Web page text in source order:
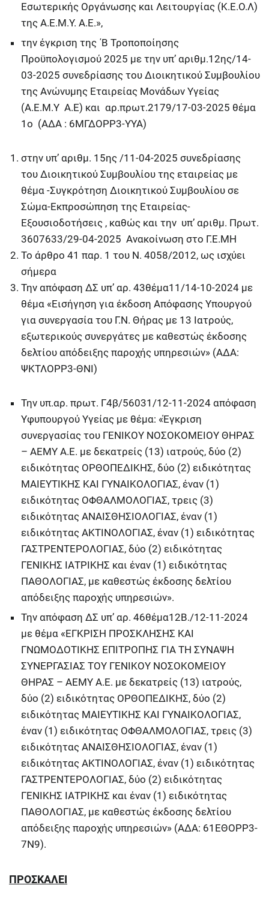
Εσωτερικής Οργάνωσης και Λειτουργίας (Κ.Ε.Ο.Λ)
της Α.Ε.Μ.Υ. Α.Ε.»,
την έγκριση της ΄Β Τροποποίησης
Προϋπολογισμού 2025 με την υπ’ αριθμ.12ης/14-
03-2025 συνεδρίασης του Διοικητικού Συμβουλίου
της Ανώνυμης Εταιρείας Μονάδων Υγείας
(Α.Ε.Μ.Υ Α.Ε) και αρ.πρωτ.2179/17-03-2025 θέμα
1ο (ΑΔΑ : 6ΜΓΔΟΡΡ3-ΥΥΑ)
στην υπ’ αριθμ. 15ης /11-04-2025 συνεδρίασης
του Διοικητικού Συμβουλίου της εταιρείας με
θέμα -Συγκρότηση Διοικητικού Συμβουλίου σε
Σώμα-Εκπροσώπηση της Εταιρείας-
Εξουσιοδοτήσεις , καθώς και την υπ’ αριθμ. Πρωτ.
3607633/29-04-2025 Ανακοίνωση στο Γ.Ε.ΜΗ
Το άρθρο 41 παρ. 1 του Ν. 4058/2012, ως ισχύει
σήμερα
Την απόφαση ΔΣ υπ’ αρ. 43θέμα11/14-10-2024 με
θέμα «Εισήγηση για έκδοση Απόφασης Υπουργού
για συνεργασία του Γ.Ν. Θήρας με 13 Ιατρούς,
εξωτερικούς συνεργάτες με καθεστώς έκδοσης
δελτίου απόδειξης παροχής υπηρεσιών» (ΑΔΑ:
ΨΚΤΛΟΡΡ3-ΘΝΙ)
Την υπ.αρ. πρωτ. Γ4β/56031/12-11-2024 απόφαση
Υφυπουργού Υγείας με θέμα: «Έγκριση
συνεργασίας του ΓΕΝΙΚΟΥ ΝΟΣΟΚΟΜΕΙΟΥ ΘΗΡΑΣ
– ΑΕΜΥ Α.Ε. με δεκατρείς (13) ιατρούς, δύο (2)
ειδικότητας ΟΡΘΟΠΕΔΙΚΗΣ, δύο (2) ειδικότητας
ΜΑΙΕΥΤΙΚΗΣ ΚΑΙ ΓΥΝΑΙΚΟΛΟΓΙΑΣ, έναν (1)
ειδικότητας ΟΦΘΑΛΜΟΛΟΓΙΑΣ, τρεις (3)
ειδικότητας ΑΝΑΙΣΘΗΣΙΟΛΟΓΙΑΣ, έναν (1)
ειδικότητας ΑΚΤΙΝΟΛΟΓΙΑΣ, έναν (1) ειδικότητας
ΓΑΣΤΡΕΝΤΕΡΟΛΟΓΙΑΣ, δύο (2) ειδικότητας
ΓΕΝΙΚΗΣ ΙΑΤΡΙΚΗΣ και έναν (1) ειδικότητας
ΠΑΘΟΛΟΓΙΑΣ, με καθεστώς έκδοσης δελτίου
απόδειξης παροχής υπηρεσιών».
Την απόφαση ΔΣ υπ’ αρ. 46θέμα12Β./12-11-2024
με θέμα «ΕΓΚΡΙΣΗ ΠΡΟΣΚΛΗΣΗΣ ΚΑΙ
ΓΝΩΜΟΔΟΤΙΚΗΣ ΕΠΙΤΡΟΠΗΣ ΓΙΑ ΤΗ ΣΥΝΑΨΗ
ΣΥΝΕΡΓΑΣΙΑΣ ΤΟΥ ΓΕΝΙΚΟΥ ΝΟΣΟΚΟΜΕΙΟΥ
ΘΗΡΑΣ – ΑΕΜΥ Α.Ε. με δεκατρείς (13) ιατρούς,
δύο (2) ειδικότητας ΟΡΘΟΠΕΔΙΚΗΣ, δύο (2)
ειδικότητας ΜΑΙΕΥΤΙΚΗΣ ΚΑΙ ΓΥΝΑΙΚΟΛΟΓΙΑΣ,
έναν (1) ειδικότητας ΟΦΘΑΛΜΟΛΟΓΙΑΣ, τρεις (3)
ειδικότητας ΑΝΑΙΣΘΗΣΙΟΛΟΓΙΑΣ, έναν (1)
ειδικότητας ΑΚΤΙΝΟΛΟΓΙΑΣ, έναν (1) ειδικότητας
ΓΑΣΤΡΕΝΤΕΡΟΛΟΓΙΑΣ, δύο (2) ειδικότητας
ΓΕΝΙΚΗΣ ΙΑΤΡΙΚΗΣ και έναν (1) ειδικότητας
ΠΑΘΟΛΟΓΙΑΣ, με καθεστώς έκδοσης δελτίου
απόδειξης παροχής υπηρεσιών» (ΑΔΑ: 61ΕΘΟΡΡ3-
7Ν9).
ΠΡΟΣΚΑΛΕΙ